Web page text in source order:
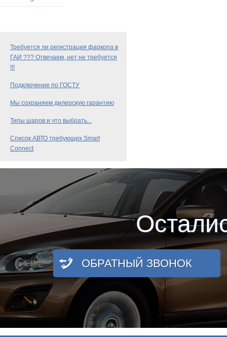
Требуется ли регистрация фаркопа в
ГАИ ??? Отвечаем, нет не требуется
!!!
Подключение по ГОСТУ
Мы сохраняем дилерскую гарантию
Типы шаров и что выбрать...
Список АВТО требующих Smart
Connect
ОБРАТНЫЙ ЗВОНОК